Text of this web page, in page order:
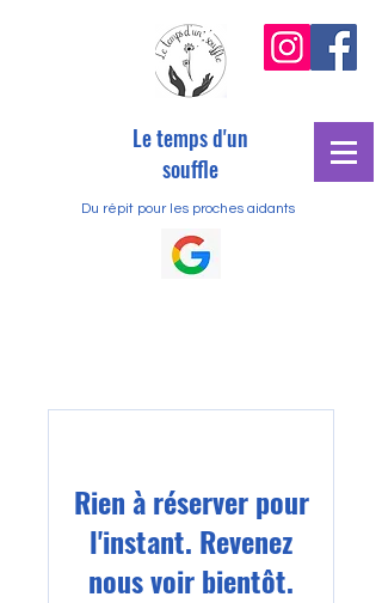
Le temps d'un
souffle
Du répit pour les proches aidants
Rien à réserver pour
l'instant. Revenez
nous voir bientôt.